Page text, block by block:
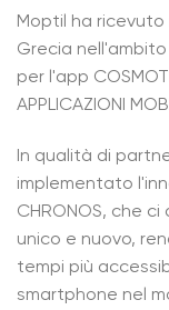
Moptil ha
Grecia
per l'app
APPLICAZIONI
In qualità di
implementato
CHRONOS, che
unico e nuovo,
tempi più
smartphone nel